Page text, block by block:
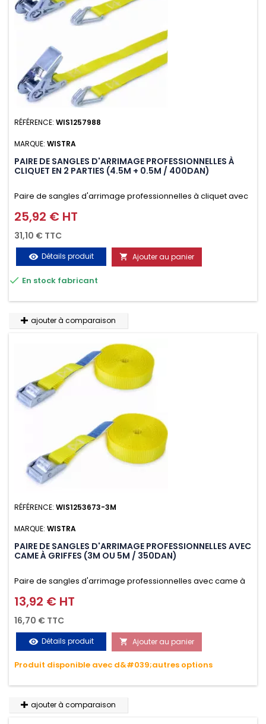
RÉFÉRENCE: WIS1257988
MARQUE: WISTRA
PAIRE DE SANGLES D'ARRIMAGE PROFESSIONNELLES À
CLIQUET EN 2 PARTIES (4.5M + 0.5M / 400DAN)
Paire de sangles d'arrimage professionnelles à cliquet avec
crochet en 2 parties (4.5M + 0.5M / 400daN), simple et rapide
d'utilisation. Permet d'arrimer et de sécuriser
vos chargements pendant le transport. Matière polyester
très résistante aux UV et aux variations de températures,
n'absorbe pas l'eau.
Prix
25,92 € HT
31,10 € TTC
visibility Détails produit  Ajouter au panier
 En stock fabricant
ajouter à comparaison
RÉFÉRENCE: WIS1253673-3M
MARQUE: WISTRA
PAIRE DE SANGLES D'ARRIMAGE PROFESSIONNELLES AVEC
CAME À GRIFFES (3M OU 5M / 350DAN)
Paire de sangles d'arrimage professionnelles avec came à
griffes (3M ou 5M / 350daN), simple et rapide d'utilisation.
Permet d'arrimer et de sécuriser vos chargements pendant
le transport. Matière polyester très résistante aux UV et aux
variations de températures, n'absorbe pas l'eau.
Prix
13,92 € HT
16,70 € TTC
visibility Détails produit  Ajouter au panier
Produit disponible avec d&#039;autres options
ajouter à comparaison